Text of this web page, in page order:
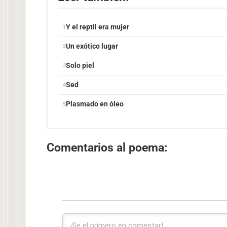
Y el reptil era mujer
Un exótico lugar
Solo piel
Sed
Plasmado en óleo
Comentarios al poema: